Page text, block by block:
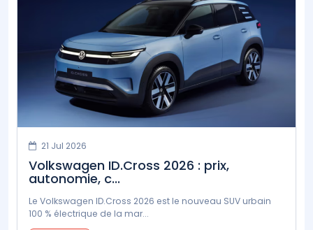
21 Jul 2026
Volkswagen ID.Cross 2026 : prix,
autonomie, c...
Le Volkswagen ID.Cross 2026 est le nouveau SUV urbain
100 % électrique de la mar...